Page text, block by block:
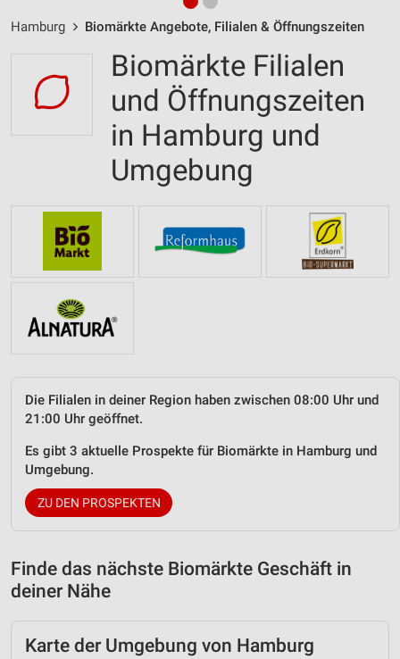
Hamburg Biomärkte Angebote, Filialen & Öffnungszeiten
Biomärkte Filialen
und Öffnungszeiten
in Hamburg und
Umgebung
Die Filialen in deiner Region haben zwischen 08:00 Uhr und
21:00 Uhr geöffnet.
Es gibt 3 aktuelle Prospekte für Biomärkte in Hamburg und
Umgebung.
ZU DEN PROSPEKTEN
Finde das nächste Biomärkte Geschäft in
deiner Nähe
Karte der Umgebung von Hamburg